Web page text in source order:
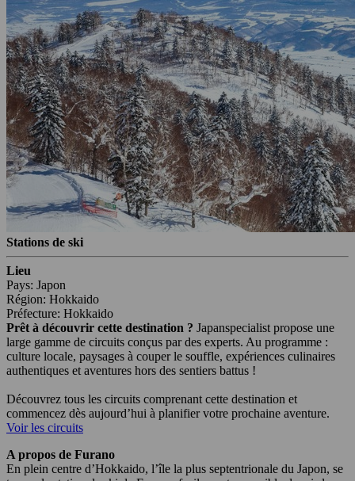
Stations de ski
Lieu
Pays: Japon
Région: Hokkaido
Préfecture: Hokkaido
Prêt à découvrir cette destination ? Japanspecialist propose une
large gamme de circuits conçus par des experts. Au programme :
culture locale, paysages à couper le souffle, expériences culinaires
authentiques et aventures hors des sentiers battus !
Découvrez tous les circuits comprenant cette destination et
commencez dès aujourd’hui à planifier votre prochaine aventure.
Voir les circuits
A propos de Furano
En plein centre d’Hokkaido, l’île la plus septentrionale du Japon, se